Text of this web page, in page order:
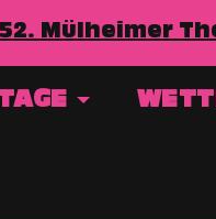
Mülheimer